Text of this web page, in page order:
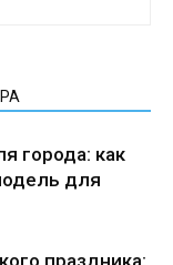
города: как
для
праздника: